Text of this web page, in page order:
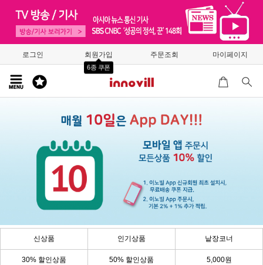
로그인 회원가입
6종 쿠폰
주문조회 마이페이지
신상품 인기상품 낱장코너
30% 할인상품 50% 할인상품 5,000원